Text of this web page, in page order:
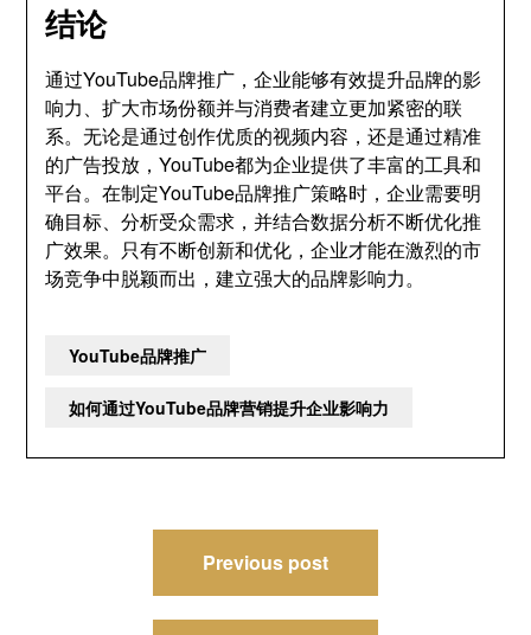
结论
通过YouTube品牌推广，企业能够有效提升品牌的影
响力、扩大市场份额并与消费者建立更加紧密的联
系。无论是通过创作优质的视频内容，还是通过精准
的广告投放，YouTube都为企业提供了丰富的工具和
平台。在制定YouTube品牌推广策略时，企业需要明
确目标、分析受众需求，并结合数据分析不断优化推
广效果。只有不断创新和优化，企业才能在激烈的市
场竞争中脱颖而出，建立强大的品牌影响力。
YouTube品牌推广
如何通过YouTube品牌营销提升企业影响力
Previous post